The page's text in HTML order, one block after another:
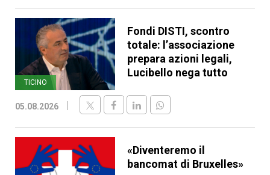
TICINO
Fondi DISTI, scontro
totale: l’associazione
prepara azioni legali,
Lucibello nega tutto
05.08.2026
«Diventeremo il
bancomat di Bruxelles»